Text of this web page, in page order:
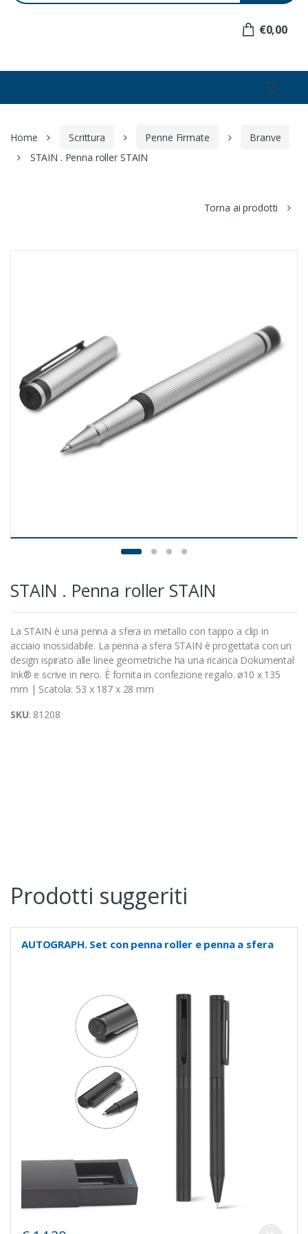
€0,00
☰
Home Scrittura Penne Firmate
Branve
STAIN . Penna roller STAIN
Torna ai prodotti
STAIN . Penna roller STAIN
La STAIN è una penna a sfera in metallo con tappo a clip in
acciaio inossidabile. La penna a sfera STAIN è progettata con un
design ispirato alle linee geometriche ha una ricarica Dokumental
Ink® e scrive in nero. È fornita in confezione regalo. ø10 x 135
mm | Scatola: 53 x 187 x 28 mm
SKU: 81208
Prodotti suggeriti
AUTOGRAPH. Set con penna roller e penna a sfera